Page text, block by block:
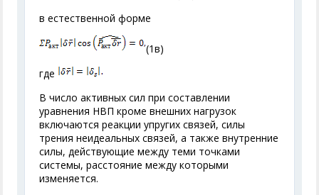
в естественной форме
(1в)
где
В число активных сил при составлении
уравнения НВП кроме внешних нагрузок
включаются реакции упругих связей, силы
трения неидеальных связей, а также внутренние
силы, действующие между теми точками
системы, расстояние между которыми
изменяется.